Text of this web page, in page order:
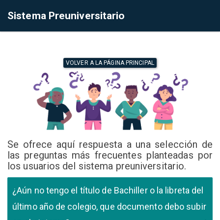
Sistema Preuniversitario
VOLVER A LA PÁGINA PRINCIPAL
Se ofrece aquí respuesta a una selección de
las preguntas más frecuentes planteadas por
los usuarios del sistema preuniversitario.
¿Aún no tengo el título de Bachiller o la libreta del
último año de colegio, que documento debo subir